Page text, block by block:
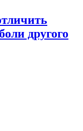
другого